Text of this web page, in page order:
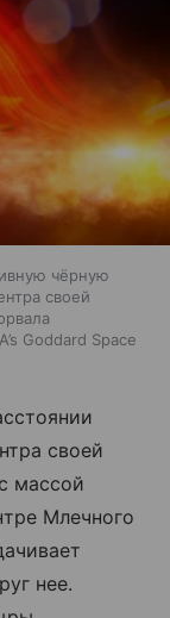
чёрную
своей
Goddard Space
своей
массой
Млечного
нее.